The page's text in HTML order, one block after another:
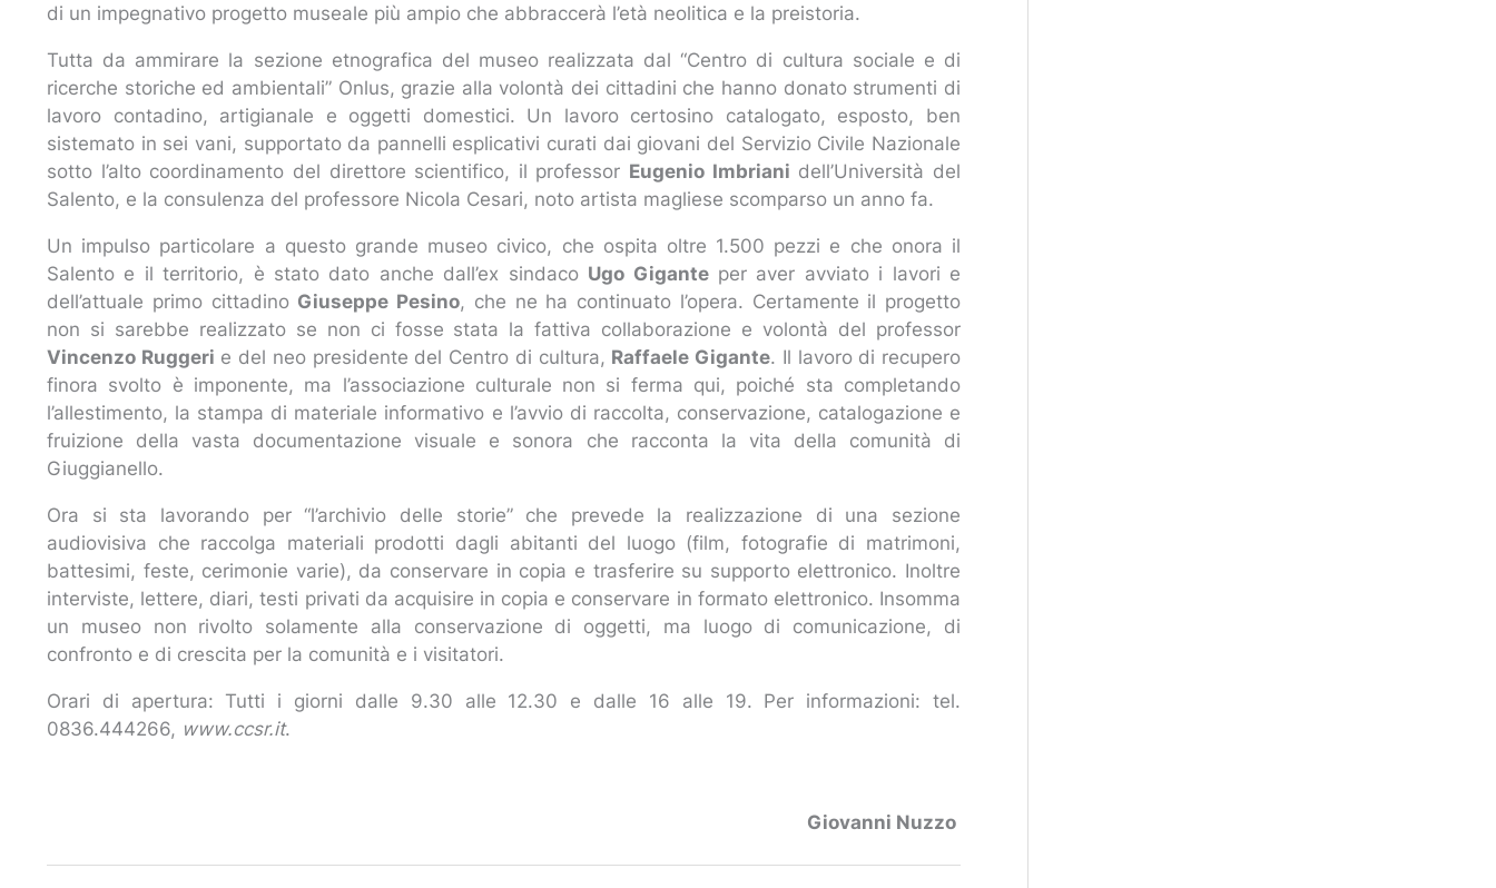
di un impegnativo progetto museale più ampio che abbraccerà l’età neolitica e la preistoria.
Tutta da ammirare la sezione etnografica del museo realizzata dal “Centro di cultura sociale e di
ricerche storiche ed ambientali” Onlus, grazie alla volontà dei cittadini che hanno donato strumenti di
lavoro contadino, artigianale e oggetti domestici. Un lavoro certosino catalogato, esposto, ben
sistemato in sei vani, supportato da pannelli esplicativi curati dai giovani del Servizio Civile Nazionale
sotto l’alto coordinamento del direttore scientifico, il professor Eugenio Imbriani dell’Università del
Salento, e la consulenza del professore Nicola Cesari, noto artista magliese scomparso un anno fa.
Un impulso particolare a questo grande museo civico, che ospita oltre 1.500 pezzi e che onora il
Salento e il territorio, è stato dato anche dall’ex sindaco Ugo Giganteper aver avviato i lavori e
dell’attuale primo cittadino Giuseppe Pesino, che ne ha continuato l’opera. Certamente il progetto
non si sarebbe realizzato se non ci fosse stata la fattiva collaborazione e volontà del professor
Vincenzo Ruggeri e del neo presidente del Centro di cultura, Raffaele Gigante. Il lavoro di recupero
finora svolto è imponente, ma l’associazione culturale non si ferma qui, poiché sta completando
l’allestimento, la stampa di materiale informativo e l’avvio di raccolta, conservazione, catalogazione e
fruizione della vasta documentazione visuale e sonora che racconta la vita della comunità di
Giuggianello.
Ora si sta lavorando per “l’archivio delle storie” che prevede la realizzazione di una sezione
audiovisiva che raccolga materiali prodotti dagli abitanti del luogo (film, fotografie di matrimoni,
battesimi, feste, cerimonie varie), da conservare in copia e trasferire su supporto elettronico. Inoltre
interviste, lettere, diari, testi privati da acquisire in copia e conservare in formato elettronico. Insomma
un museo non rivolto solamente alla conservazione di oggetti, ma luogo di comunicazione, di
confronto e di crescita per la comunità e i visitatori.
Orari di apertura: Tutti i giorni dalle 9.30 alle 12.30 e dalle 16 alle 19. Per informazioni: tel.
0836.444266, www.ccsr.it.
Giovanni Nuzzo